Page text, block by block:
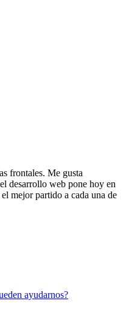
frontales. Me gusta
desarrollo web pone hoy en
mejor partido a cada una de
ayudarnos?